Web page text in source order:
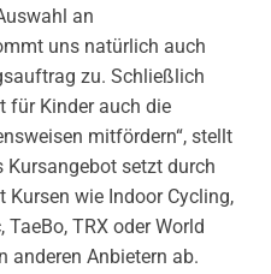
an
uns natürlich auch
zu. Schließlich
für Kinder auch die
mitfördern“, stellt
Kursangebot setzt durch
wie Indoor Cycling,
TaeBo, TRX oder World
anderen Anbietern ab.